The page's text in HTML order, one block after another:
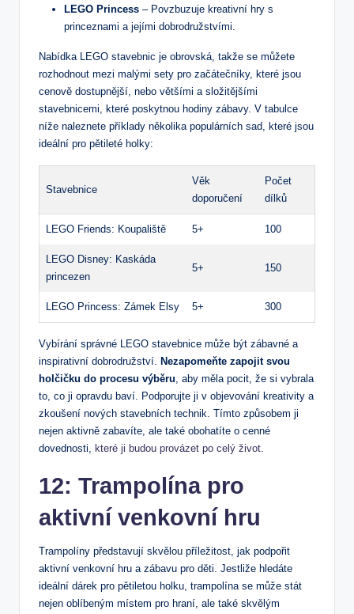
LEGO Princess – Povzbuzuje kreativní hry s
princeznami a jejími dobrodružstvími.
Nabídka LEGO stavebnic je obrovská, takže se můžete
rozhodnout mezi malými sety pro začátečníky, které jsou
cenově dostupnější, nebo většími a složitějšími
stavebnicemi, které poskytnou hodiny zábavy. V tabulce
níže naleznete příklady několika populárních sad, které jsou
ideální pro pětileté holky:
Stavebnice
Věk
doporučení
Počet
dílků
LEGO Friends: Koupaliště 5+ 100
LEGO Disney: Kaskáda
princezen
5+ 150
LEGO Princess: Zámek Elsy 5+ 300
Vybírání správné LEGO stavebnice může být zábavné a
inspirativní dobrodružství. Nezapomeňte zapojit svou
holčičku do procesu výběru, aby měla pocit, že si vybrala
to, co ji opravdu baví. Podporujte ji v objevování kreativity a
zkoušení nových stavebních technik. Tímto způsobem ji
nejen aktivně zabavíte, ale také obohatíte o cenné
dovednosti, které ji budou provázet po celý život.
12: Trampolína pro
aktivní venkovní hru
Trampolíny představují skvělou příležitost, jak podpořit
aktivní venkovní hru a zábavu pro děti. Jestliže hledáte
ideální dárek pro pětiletou holku, trampolína se může stát
nejen oblíbeným místem pro hraní, ale také skvělým